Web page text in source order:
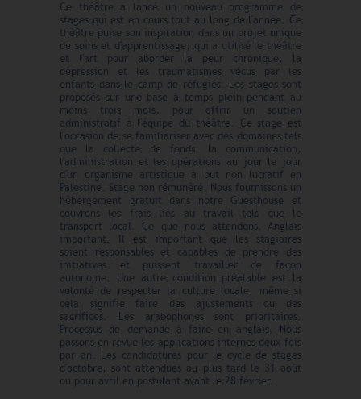
Ce théâtre a lancé un nouveau programme de
stages qui est en cours tout au long de l'année. Ce
théâtre puise son inspiration dans un projet unique
de soins et d'apprentissage, qui a utilisé le théâtre
et l'art pour aborder la peur chronique, la
dépression et les traumatismes vécus par les
enfants dans le camp de réfugiés. Les stages sont
proposés sur une base à temps plein pendant au
moins trois mois, pour offrir un soutien
administratif à l'équipe du théâtre. Ce stage est
l'occasion de se familiariser avec des domaines tels
que la collecte de fonds, la communication,
l'administration et les opérations au jour le jour
d'un organisme artistique à but non lucratif en
Palestine. Stage non rémunéré. Nous fournissons un
hébergement gratuit dans notre Guesthouse et
couvrons les frais liés au travail tels que le
transport local. Ce que nous attendons. Anglais
important. Il est important que les stagiaires
soient responsables et capables de prendre des
initiatives et puissent travailler de façon
autonome. Une autre condition préalable est la
volonté de respecter la culture locale, même si
cela signifie faire des ajustements ou des
sacrifices. Les arabophones sont prioritaires.
Processus de demande à faire en anglais. Nous
passons en revue les applications internes deux fois
par an. Les candidatures pour le cycle de stages
d'octobre, sont attendues au plus tard le 31 août
ou pour avril en postulant avant le 28 février.